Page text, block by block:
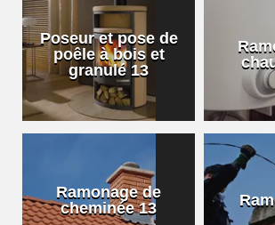
Poseur et pose de
poêle à bois et
granulé 13
Ramonage de
cheminée 13